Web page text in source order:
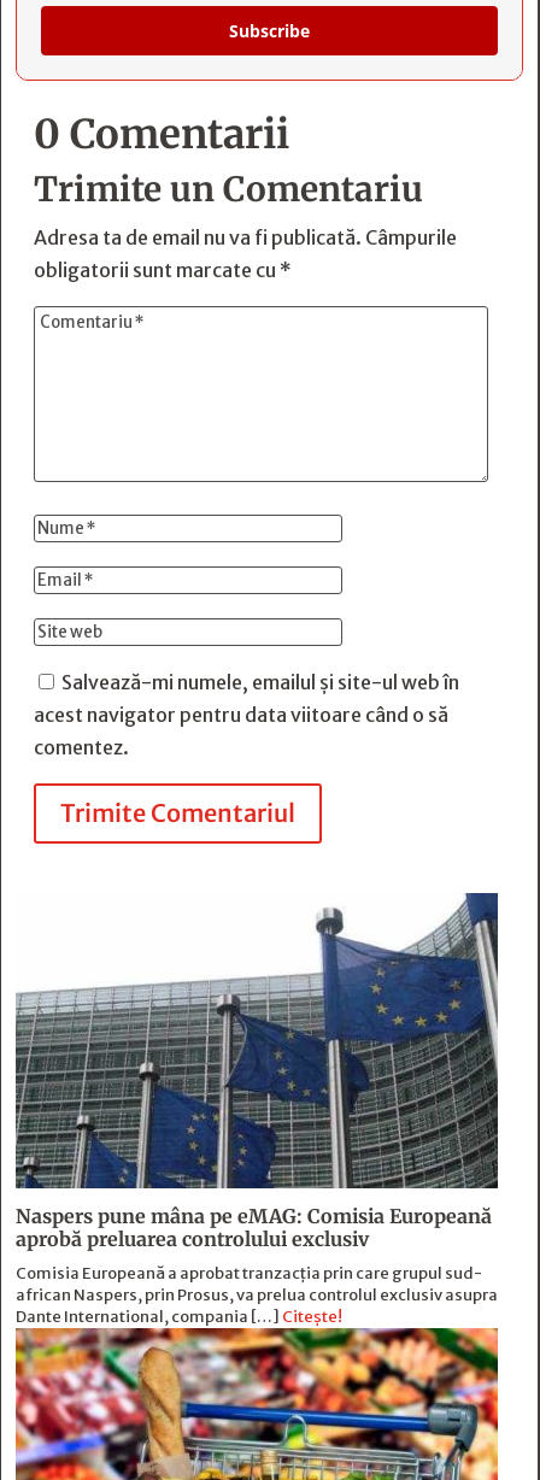
Subscribe
0 Comentarii
Trimite un Comentariu
Adresa ta de email nu va fi publicată. Câmpurile
obligatorii sunt marcate cu *
Salvează-mi numele, emailul și site-ul web în
acest navigator pentru data viitoare când o să
comentez.
Trimite Comentariul
Naspers pune mâna pe eMAG: Comisia Europeană
aprobă preluarea controlului exclusiv
Comisia Europeană a aprobat tranzacția prin care grupul sud-
african Naspers, prin Prosus, va prelua controlul exclusiv asupra
Dante International, compania […] Citește!